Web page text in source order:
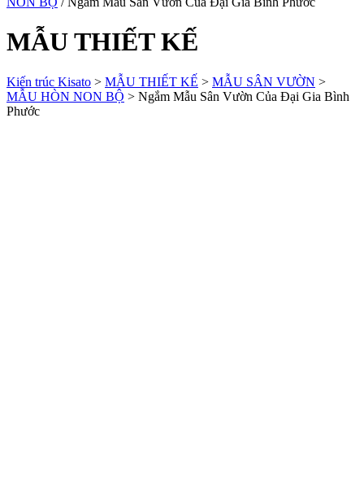
MẪU THIẾT KẾ
Kiến trúc Kisato > MẪU THIẾT KẾ > MẪU SÂN VƯỜN >
MẪU HÒN NON BỘ > Ngắm Mẫu Sân Vườn Của Đại Gia Bình
Phước